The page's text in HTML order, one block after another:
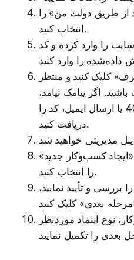
از طریق دولت من» را
انتخاب کنید.
را وارد کرده و کد
کلیک کنید و منتظر
اگر پیامک نیامد،
یا ارسال ایمیل، کد را
دریافت کنید.
کسب‌وکار جدید»
را انتخاب کنید.
و تأیید نمایید،
نوع اینماد موردنظر